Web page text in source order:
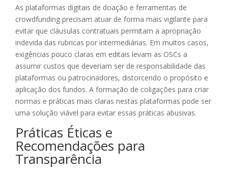
As plataformas digitais de doação e ferramentas de
crowdfunding precisam atuar de forma mais vigilante para
evitar que cláusulas contratuais permitam a apropriação
indevida das rubricas por intermediárias. Em muitos casos,
exigências pouco claras em editais levam as OSCs a
assumir custos que deveriam ser de responsabilidade das
plataformas ou patrocinadores, distorcendo o propósito e
aplicação dos fundos. A formação de coligações para criar
normas e práticas mais claras nestas plataformas pode ser
uma solução viável para evitar essas práticas abusivas.
Práticas Éticas e
Recomendações para
Transparência